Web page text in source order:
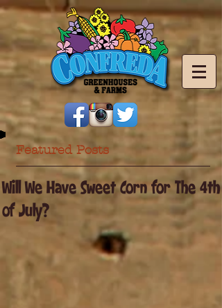
Featured Posts
Will We Have Sweet Corn for The 4th
of July?